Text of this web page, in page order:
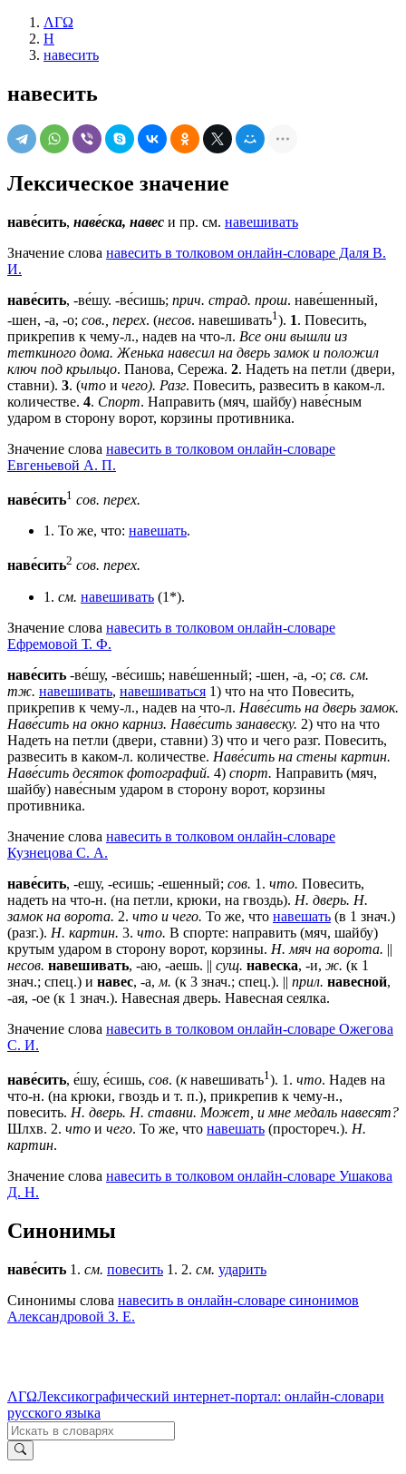
ΛΓΩ
Н
навесить
навесить
Лексическое значение
наве́сить, наве́ска, навес и пр. см. навешивать
Значение слова навесить в толковом онлайн-словаре Даля В.
И.
наве́сить, -ве́шу. -ве́сишь; прич. страд. прош. наве́шенный,
-шен, -а, -о; сов., перех. (несов. навешивать1 ). 1. Повесить,
прикрепив к чему-л., надев на что-л. Все они вышли из
теткиного дома. Женька навесил на дверь замок и положил
ключ под крыльцо. Панова, Сережа. 2. Надеть на петли (двери,
ставни). 3. (что и чего). Разг. Повесить, развесить в каком-л.
количестве. 4. Спорт. Направить (мяч, шайбу) наве́сным
ударом в сторону ворот, корзины противника.
Значение слова навесить в толковом онлайн-словаре
Евгеньевой А. П.
наве́сить1 сов. перех.
1. То же, что: навешать.
наве́сить2 сов. перех.
1. см. навешивать (1*).
Значение слова навесить в толковом онлайн-словаре
Ефремовой Т. Ф.
наве́сить -ве́шу, -ве́сишь; наве́шенный; -шен, -а, -о; св. см.
тж. навешивать, навешиваться 1) что на что Повесить,
прикрепив к чему-л., надев на что-л. Наве́сить на дверь замок.
Наве́сить на окно карниз. Наве́сить занавеску. 2) что на что
Надеть на петли (двери, ставни) 3) что и чего разг. Повесить,
развесить в каком-л. количестве. Наве́сить на стены картин.
Наве́сить десяток фотографий. 4) спорт. Направить (мяч,
шайбу) наве́сным ударом в сторону ворот, корзины
противника.
Значение слова навесить в толковом онлайн-словаре
Кузнецова С. А.
наве́сить, -ешу, -есишь; -ешенный; сов. 1. что. Повесить,
надеть на что-н. (на петли, крюки, на гвоздь). Н. дверь. Н.
замок на ворота. 2. что и чего. То же, что навешать (в 1 знач.)
(разг.). Н. картин. 3. что. В спорте: направить (мяч, шайбу)
крутым ударом в сторону ворот, корзины. Н. мяч на ворота. ||
несов. навешивать, -аю, -аешь. || сущ. навеска, -и, ж. (к 1
знач.; спец.) и навес, -а, м. (к 3 знач.; спец.). || прил. навесной,
-ая, -ое (к 1 знач.). Навесная дверь. Навесная сеялка.
Значение слова навесить в толковом онлайн-словаре Ожегова
C. И.
наве́сить, е́шу, е́сишь, сов. (кнавешивать1 ). 1 . что. Надев на
что-н. (на крюки, гвоздь и т. п.), прикрепив к чему-н.,
повесить. Н. дверь. Н. ставни. Может, и мне медаль навесят?
Шлхв. 2. что и чего. То же, что навешать (простореч.). Н.
картин.
Значение слова навесить в толковом онлайн-словаре Ушакова
Д. Н.
Синонимы
наве́сить 1. см. повесить 1. 2. см. ударить
Синонимы слова навесить в онлайн-словаре синонимов
Александровой З. Е.
ΛΓΩЛексикографический интернет-портал: онлайн-словари
русского языка